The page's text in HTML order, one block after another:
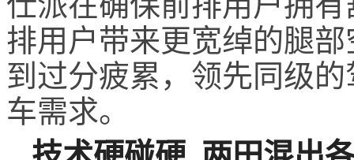
排用户带来更宽绰的腿
到过分疲累，领先同级
车需求。